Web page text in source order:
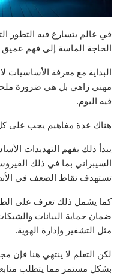
في عالم يتسارع فيه التطور
الحاجة الماسة إلى فهم
البداية مع معرفة
مهني زاهي بل هي ضرورة
فيه اليوم.
هناك عدة مفاهيم يجب على
يبدأ ذلك بفهم التهديدات
السيبراني بما في ذلك
تستهدف نقاط الضعف في
كما يشمل ذلك تعرف على
ضمان حماية البيانات
مثل التشفير وإدارة الهوية.
لكن التعلم لا ينتهي هنا فإن
بشكل مستمر مما يتطلب